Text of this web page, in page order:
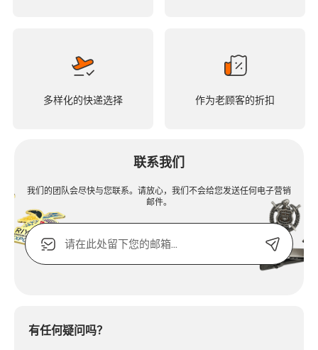
多样化的快递选择 作为老顾客的折扣
联系我们
我们的团队会尽快与您联系。请放心，我们不会给您发送任何电子营销
邮件。
电
子
邮
电
有任何疑问吗？